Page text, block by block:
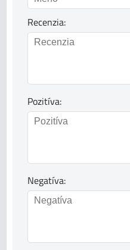
Recenzia:
Pozitíva:
Negatíva: